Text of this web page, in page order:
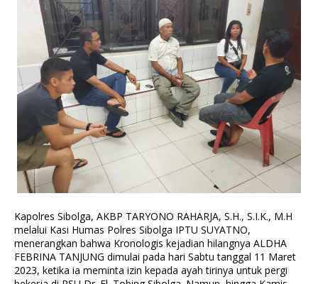
Kapolres Sibolga, AKBP TARYONO RAHARJA, S.H., S.I.K., M.H
melalui Kasi Humas Polres Sibolga IPTU SUYATNO,
menerangkan bahwa Kronologis kejadian hilangnya ALDHA
FEBRINA TANJUNG dimulai pada hari Sabtu tanggal 11 Maret
2023, ketika ia meminta izin kepada ayah tirinya untuk pergi